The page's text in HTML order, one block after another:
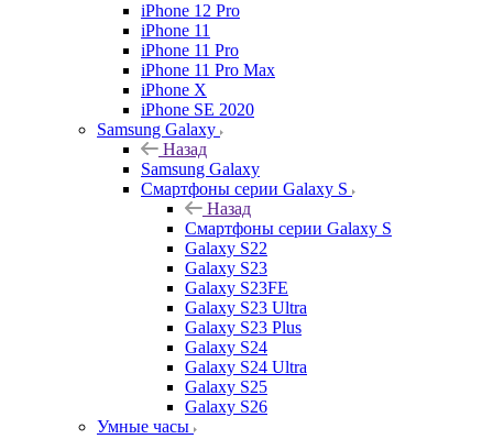
iPhone 12 Pro
iPhone 11
iPhone 11 Pro
iPhone 11 Pro Max
iPhone X
iPhone SE 2020
Samsung Galaxy
Назад
Samsung Galaxy
Смартфоны серии Galaxy S
Назад
Смартфоны серии Galaxy S
Galaxy S22
Galaxy S23
Galaxy S23FE
Galaxy S23 Ultra
Galaxy S23 Plus
Galaxy S24
Galaxy S24 Ultra
Galaxy S25
Galaxy S26
Умные часы